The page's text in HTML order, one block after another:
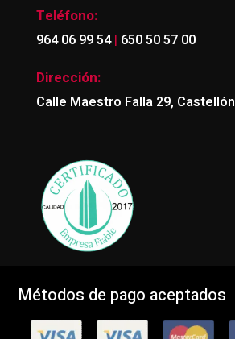
Teléfono:
964 06 99 54| 650 50 57 00
Dirección:
Calle Maestro Falla 29, Castellón
Métodos de pago aceptados